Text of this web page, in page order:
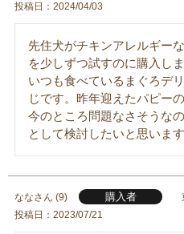
投稿日
2024/04/03
先住犬がチキンアレルギー
を少しずつ試すのに購入しま
いつも食べているまぐろデ
じです。昨年迎えたパピー
今のところ問題なさそうな
として検討したいと思います
なな 9 購入者
投稿日
2023/07/21